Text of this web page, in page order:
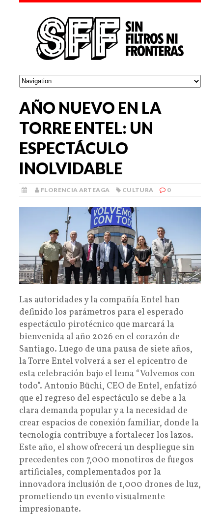
AÑO NUEVO EN LA
TORRE ENTEL: UN
ESPECTÁCULO
INOLVIDABLE
FLORENCIA ARTEAGA CULTURA 0
Las autoridades y la compañía Entel han
definido los parámetros para el esperado
espectáculo pirotécnico que marcará la
bienvenida al año 2026 en el corazón de
Santiago. Luego de una pausa de siete años,
la Torre Entel volverá a ser el epicentro de
esta celebración bajo el lema “Volvemos con
todo”. Antonio Büchi, CEO de Entel, enfatizó
que el regreso del espectáculo se debe a la
clara demanda popular y a la necesidad de
crear espacios de conexión familiar, donde la
tecnología contribuye a fortalecer los lazos.
Este año, el show ofrecerá un despliegue sin
precedentes con 7,000 monotiros de fuegos
artificiales, complementados por la
innovadora inclusión de 1,000 drones de luz,
prometiendo un evento visualmente
impresionante.